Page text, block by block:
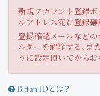
Angraecum
新規アカウント登録ボ
ルアドレス宛に登録確
登録確認メールなどの
ルターを解除する、ま
うに設定頂いてからお
Bitfan IDとは？